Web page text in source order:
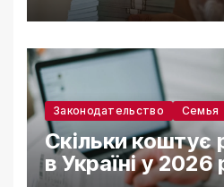
Законодательство Семья
Скільки коштує
в Україні у 2026